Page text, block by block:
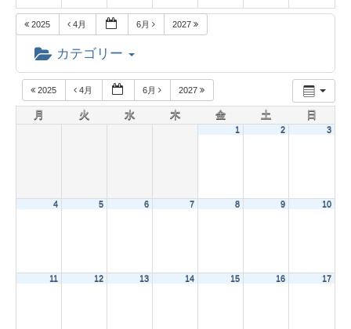
2025 4月 6月 2027
カテゴリー
2025 4月 6月 2027
月 火 水 木 金 土 日
1 2 3
4 5 6 7 8 9 10
11 12 13 14 15 16 17